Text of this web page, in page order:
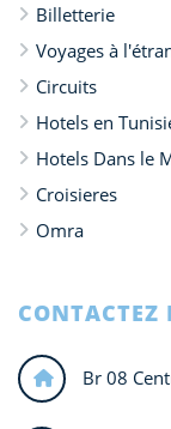
Billetterie
Voyages à
Circuits
Hotels en
Hotels Dans le
Croisieres
Omra
CONTACTEZ
Br 08